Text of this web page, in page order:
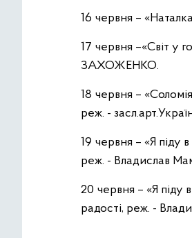
16 червня –
17 червня –«Світ у
ЗАХОЖЕНКО.
18 червня –
реж. -
19 червня – «Я піду
реж. - Владислав
20 червня – «Я піду
радості, реж. -